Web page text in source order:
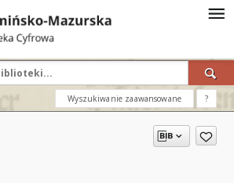
Wyszukiwanie zaawansowane ?